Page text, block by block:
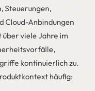
Steuerungen,
Cloud-Anbindungen
viele Jahre im
kontinuierlich zu.
häufig: